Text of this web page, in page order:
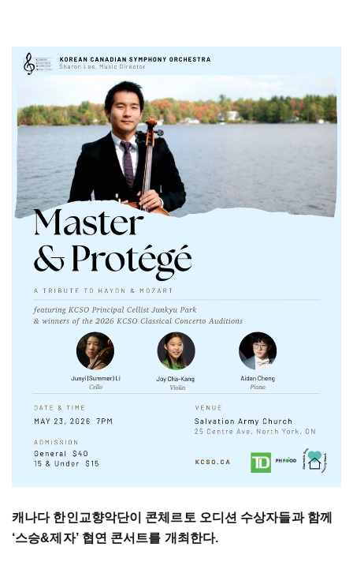
캐나다 한인교향악단이 콘체르토 오디션 수상자들과 함께
‘스승&제자’ 협연 콘서트를 개최한다.